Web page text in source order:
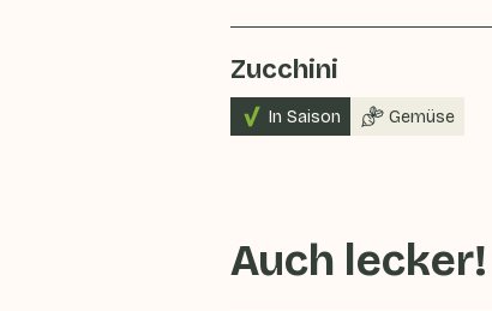
Zucchini
In Saison Gemüse
Auch lecker!